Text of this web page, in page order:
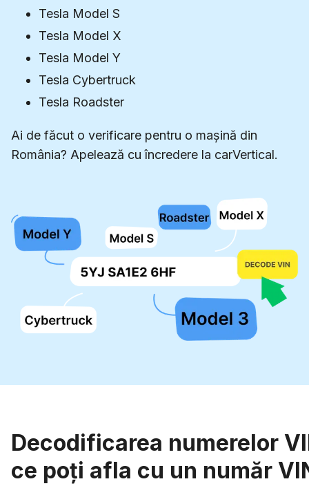
Tesla Model S
Tesla Model X
Tesla Model Y
Tesla Cybertruck
Tesla Roadster
Ai de făcut o verificare pentru o mașină din
România? Apelează cu încredere la carVertical.
Decodificarea numerelor
ce poți afla cu un număr